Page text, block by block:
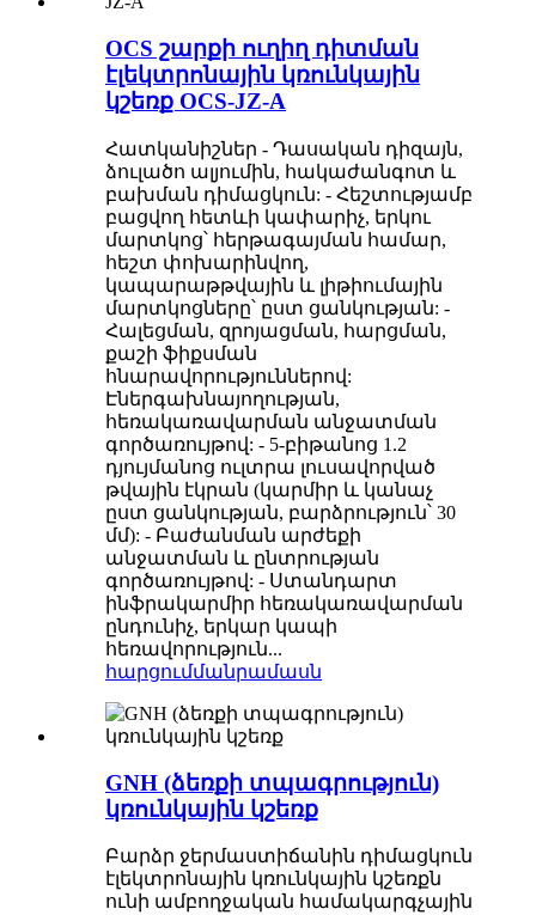
OCS շարքի ուղիղ դիտման
էլեկտրոնային կռունկային
կշեռք OCS-JZ-A
Հատկանիշներ - Դասական դիզայն,
ձուլածո ալյումին, հակաժանգոտ և
բախման դիմացկուն: - Հեշտությամբ
բացվող հետևի կափարիչ, երկու
մարտկոց՝ հերթագայման համար,
հեշտ փոխարինվող,
կապարաթթվային և լիթիումային
մարտկոցները՝ ըստ ցանկության: -
Հալեցման, զրոյացման, հարցման,
քաշի ֆիքսման
հնարավորություններով:
Էներգախնայողության,
հեռակառավարման անջատման
գործառույթով: - 5-բիթանոց 1.2
դյույմանոց ուլտրա լուսավորված
թվային էկրան (կարմիր և կանաչ
ըստ ցանկության, բարձրություն՝ 30
մմ): - Բաժանման արժեքի
անջատման և ընտրության
գործառույթով: - Ստանդարտ
ինֆրակարմիր հեռակառավարման
ընդունիչ, երկար կապի
հեռավորություն...
հարցումմանրամասն
GNH (ձեռքի տպագրություն)
կռունկային կշեռք
Բարձր ջերմաստիճանին դիմացկուն
էլեկտրոնային կռունկային կշեռքն
ունի ամբողջական համակարգչային